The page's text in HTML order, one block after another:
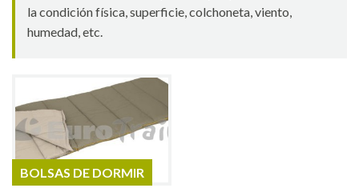
la condición física, superficie, colchoneta, viento,
humedad, etc.
BOLSAS DE DORMIR